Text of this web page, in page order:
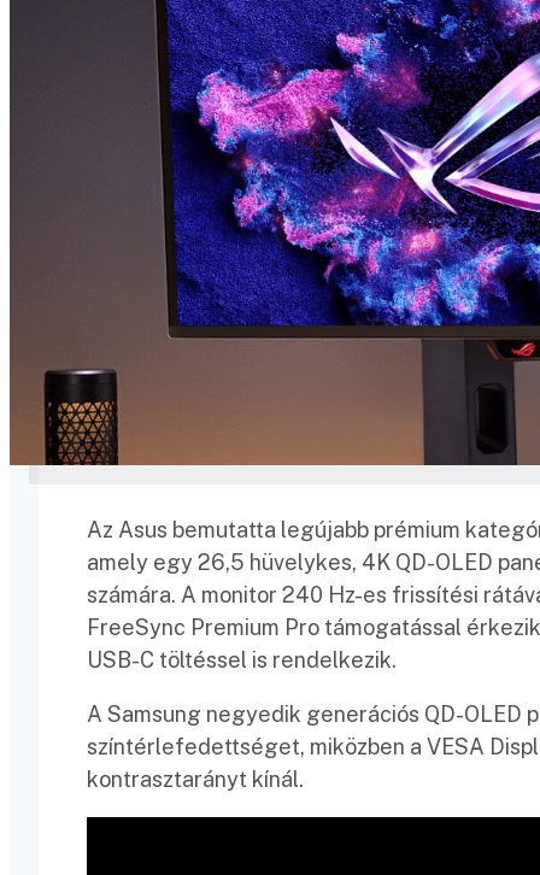
Az Asus bemutatta legújabb prémium
amely egy 26,5 hüvelykes, 4K QD-OLED
számára. A monitor 240 Hz-es frissítési
FreeSync Premium Pro támogatással
USB-C töltéssel is rendelkezik.
A Samsung negyedik generációs QD-OLED
színtérlefedettséget, miközben a VESA
kontrasztarányt kínál.